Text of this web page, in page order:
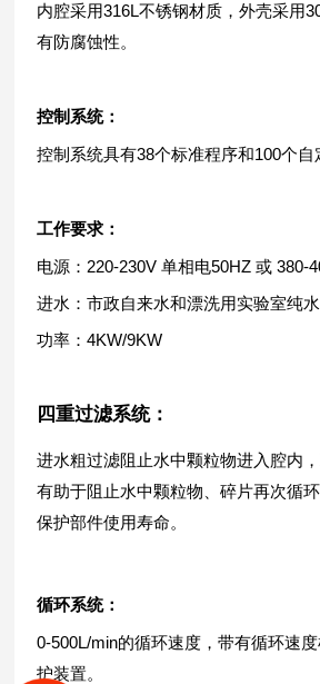
内腔采用316L不锈钢材质，外壳采用
有防腐蚀性。
控制系统：
控制系统具有38个标准程序和100个自
工作要求：
电源： 220-230V 单相电50HZ 或 380-
进水：市政自来水和漂洗用实验室纯水
功率：4KW/9KW
四重过滤系统：
进水粗过滤阻止水中颗粒物进入腔内
有助于阻止水中颗粒物、碎片再次循
保护部件使用寿命。
循环系统：
0-500L/min的循环速度，带有循环速
护装置。